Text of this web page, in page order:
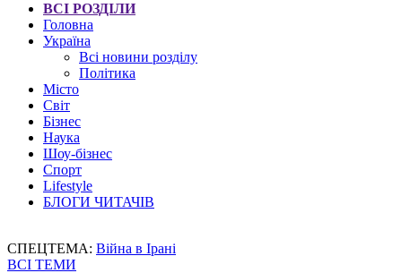
ВСІ РОЗДІЛИ
Головна
Україна
Всі новини розділу
Політика
Місто
Світ
Бізнес
Наука
Шоу-бізнес
Спорт
Lifestyle
БЛОГИ ЧИТАЧІВ
СПЕЦТЕМА: Війна в Ірані
ВСІ ТЕМИ